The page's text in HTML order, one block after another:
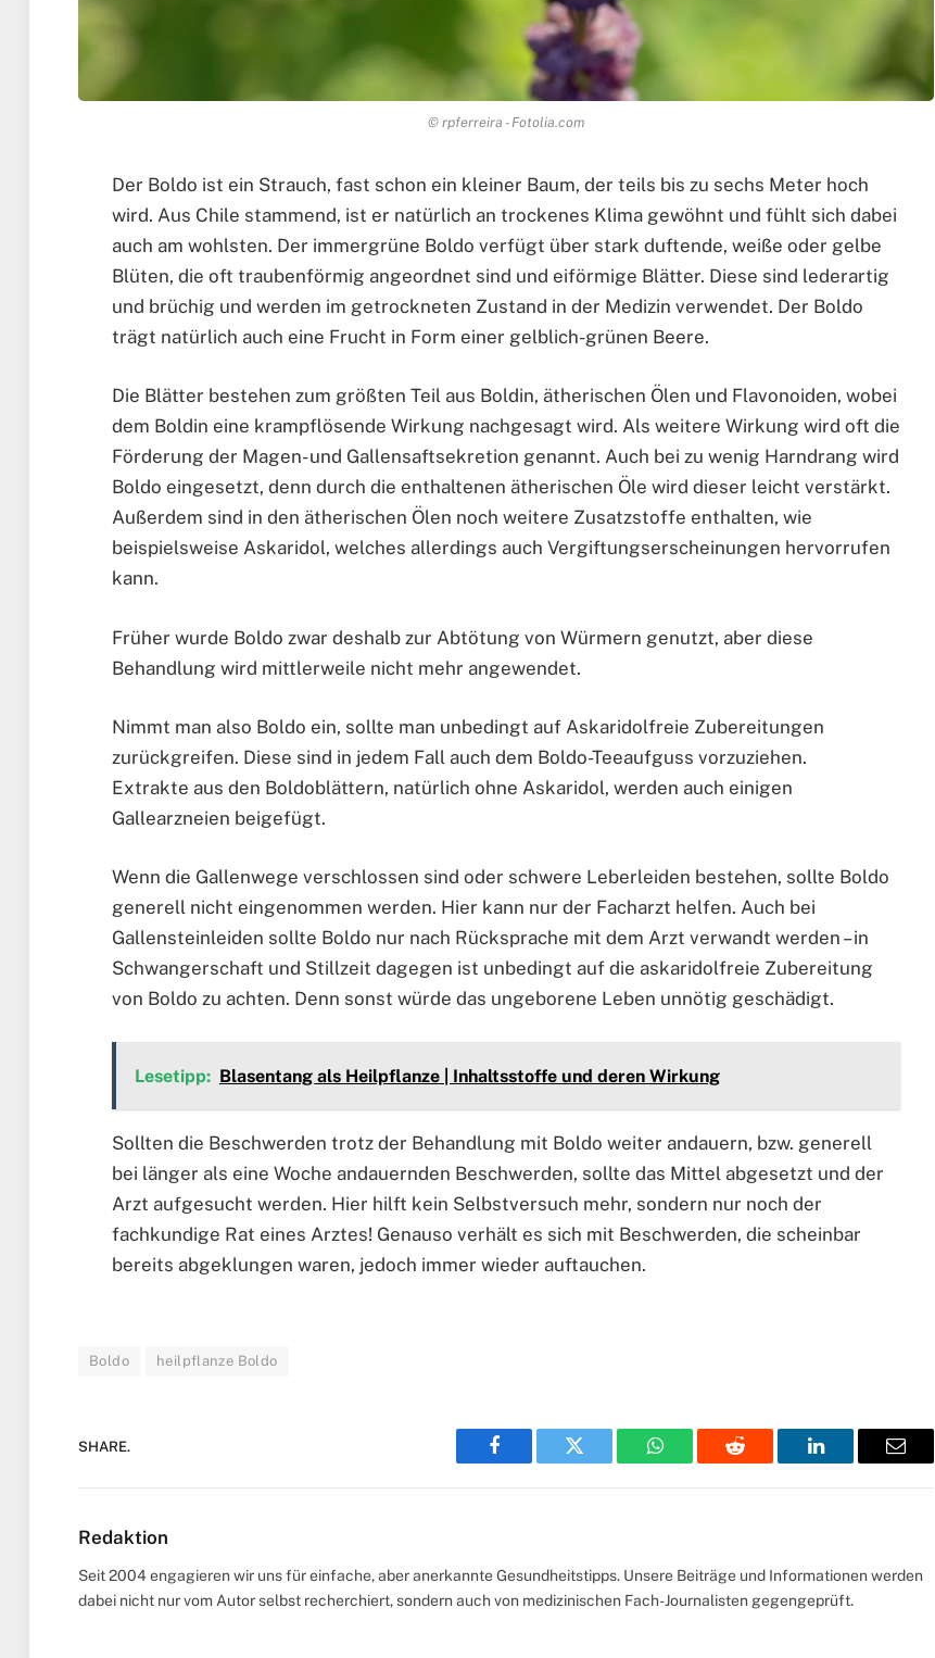
© rpferreira - Fotolia.com
Der Boldo ist ein Strauch, fast schon ein kleiner Baum, der teils bis zu sechs Meter hoch
wird. Aus Chile stammend, ist er natürlich an trockenes Klima gewöhnt und fühlt sich dabei
auch am wohlsten. Der immergrüne Boldo verfügt über stark duftende, weiße oder gelbe
Blüten, die oft traubenförmig angeordnet sind und eiförmige Blätter. Diese sind lederartig
und brüchig und werden im getrockneten Zustand in der Medizin verwendet. Der Boldo
trägt natürlich auch eine Frucht in Form einer gelblich-grünen Beere.
Die Blätter bestehen zum größten Teil aus Boldin, ätherischen Ölen und Flavonoiden, wobei
dem Boldin eine krampflösende Wirkung nachgesagt wird. Als weitere Wirkung wird oft die
Förderung der Magen- und Gallensaftsekretion genannt. Auch bei zu wenig Harndrang wird
Boldo eingesetzt, denn durch die enthaltenen ätherischen Öle wird dieser leicht verstärkt.
Außerdem sind in den ätherischen Ölen noch weitere Zusatzstoffe enthalten, wie
beispielsweise Askaridol, welches allerdings auch Vergiftungserscheinungen hervorrufen
kann.
Früher wurde Boldo zwar deshalb zur Abtötung von Würmern genutzt, aber diese
Behandlung wird mittlerweile nicht mehr angewendet.
Nimmt man also Boldo ein, sollte man unbedingt auf Askaridolfreie Zubereitungen
zurückgreifen. Diese sind in jedem Fall auch dem Boldo-Teeaufguss vorzuziehen.
Extrakte aus den Boldoblättern, natürlich ohne Askaridol, werden auch einigen
Gallearzneien beigefügt.
Wenn die Gallenwege verschlossen sind oder schwere Leberleiden bestehen, sollte Boldo
generell nicht eingenommen werden. Hier kann nur der Facharzt helfen. Auch bei
Gallensteinleiden sollte Boldo nur nach Rücksprache mit dem Arzt verwandt werden – in
Schwangerschaft und Stillzeit dagegen ist unbedingt auf die askaridolfreie Zubereitung
von Boldo zu achten. Denn sonst würde das ungeborene Leben unnötig geschädigt.
Lesetipp: Blasentang als Heilpflanze | Inhaltsstoffe und deren Wirkung
Sollten die Beschwerden trotz der Behandlung mit Boldo weiter andauern, bzw. generell
bei länger als eine Woche andauernden Beschwerden, sollte das Mittel abgesetzt und der
Arzt aufgesucht werden. Hier hilft kein Selbstversuch mehr, sondern nur noch der
fachkundige Rat eines Arztes! Genauso verhält es sich mit Beschwerden, die scheinbar
bereits abgeklungen waren, jedoch immer wieder auftauchen.
Boldo heilpflanze Boldo
SHARE.
Facebook Twitter WhatsAppReddit LinkedIn Email
Redaktion
Seit 2004 engagieren wir uns für einfache, aber anerkannte Gesundheitstipps. Unsere Beiträge und Informationen werden
dabei nicht nur vom Autor selbst recherchiert, sondern auch von medizinischen Fach-Journalisten gegengeprüft.